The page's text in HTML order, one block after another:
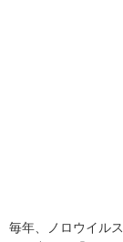
毎年、ノロウイル